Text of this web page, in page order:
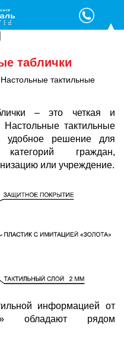
таблички
Настольные тактильные
– это четкая и
тактильные
удобное решение для
граждан,
или учреждение.
информацией от
обладают рядом